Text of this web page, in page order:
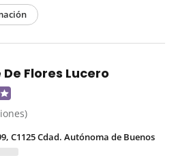
Flores Lucero
C1125 Cdad. Autónoma de Buenos